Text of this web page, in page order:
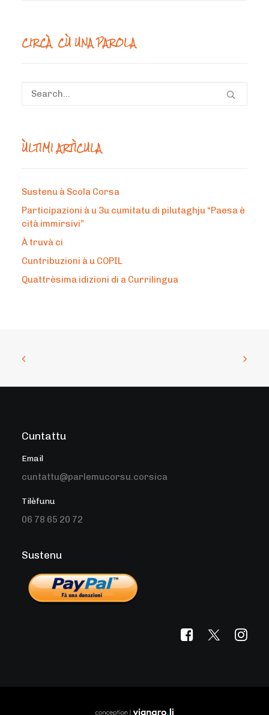
CIRCÀ CÙ UNA PAROLA
ÙLTIMI ARTÌCULA
Sustenu à Scola Corsa
Participazioni à u 3u cumitatu di pilutaghju “Paesa è
cità immirsivi”
À truvà ci
Cuntribuzioni à u COPIL
Quattrèsima idizioni di a Currilingua
Cuntattu
Email
cuntattu@parlemucorsu.corsica
Tilèfunu
06 78 65 20 72
Sustenu